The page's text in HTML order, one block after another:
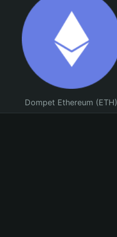
Dompet Ethereum (ETH)